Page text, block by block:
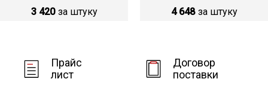
3 420 за штуку 4 648 за штуку
Прайс
лист
Договор
поставки